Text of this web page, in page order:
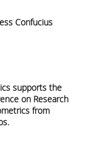
Confucius
supports the
on Research
from